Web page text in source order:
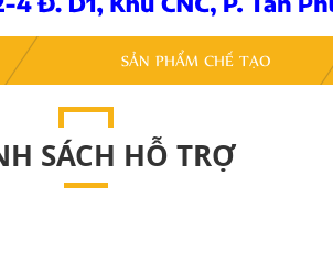
SẢN PHẨM CHẾ TẠO
SÁCH HỖ TRỢ